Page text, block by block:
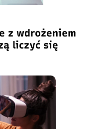
z wdrożeniem
liczyć się